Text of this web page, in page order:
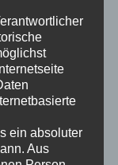
ein absoluter
Aus